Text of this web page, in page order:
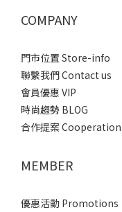
COMPANY
門市位置 Store-info
聯繫我們 Contact us
會員優惠 VIP
時尚趨勢 BLOG
合作提案 Cooperation
MEMBER
優惠活動 Promotions